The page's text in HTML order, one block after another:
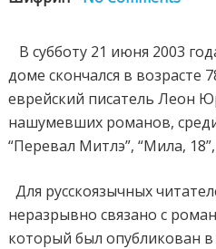
В субботу 21 июня 2003
доме скончался в возрасте
еврейский писатель Леон
нашумевших романов, среди
“Перевал Митлэ”, “Мила, 18”,
Для русскоязычных
неразрывно связано с
который был опубликован в